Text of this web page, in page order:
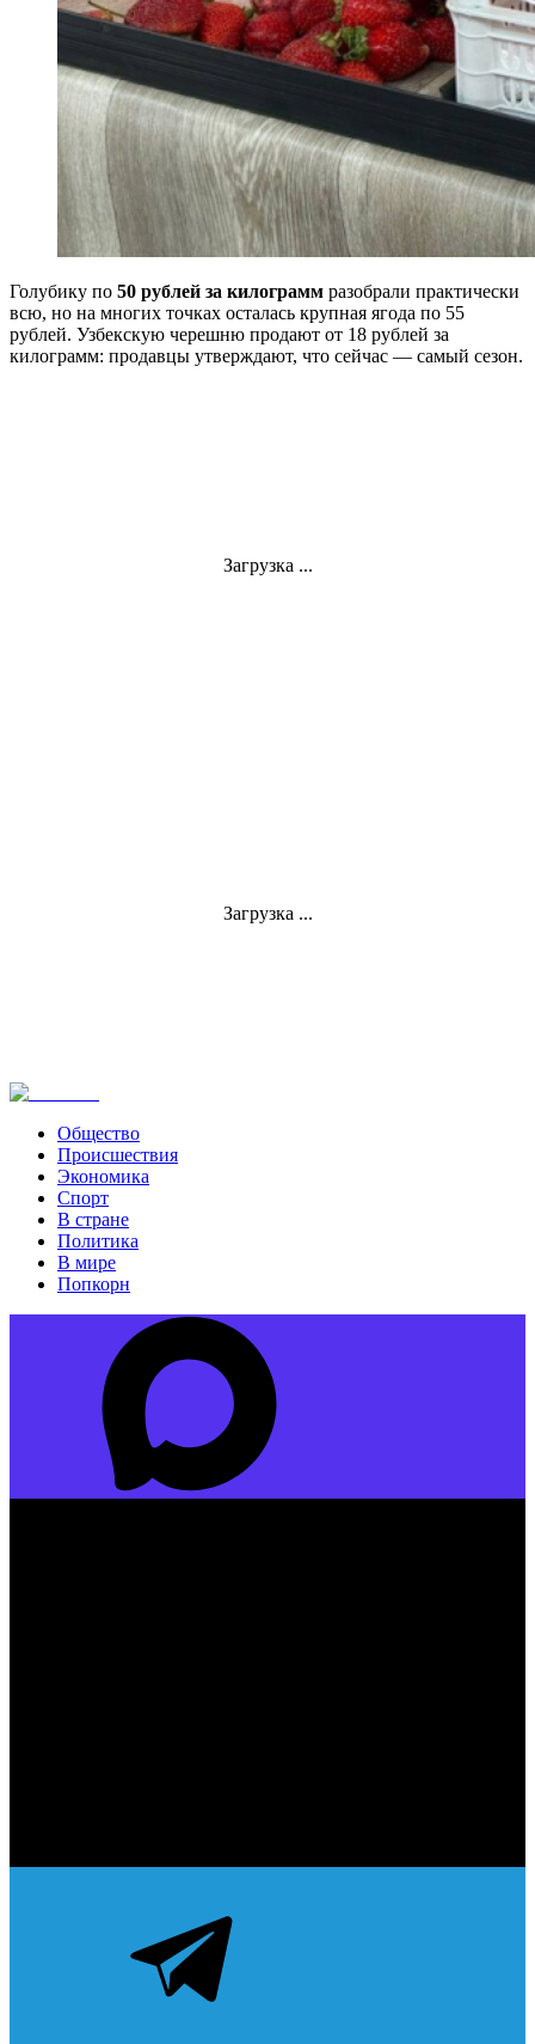
Голубику по 50 рублей за килограмм разобрали практически
всю, но на многих точках осталась крупная ягода по 55
рублей. Узбекскую черешню продают от 18 рублей за
килограмм: продавцы утверждают, что сейчас — самый сезон.
Загрузка ...
Загрузка ...
Общество
Происшествия
Экономика
Спорт
В стране
Политика
В мире
Попкорн